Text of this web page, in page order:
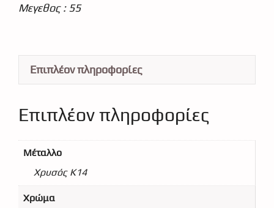
Μεγεθος : 55
Επιπλέον πληροφορίες
Επιπλέον πληροφορίες
Μέταλλο
Χρυσός Κ14
Χρώμα